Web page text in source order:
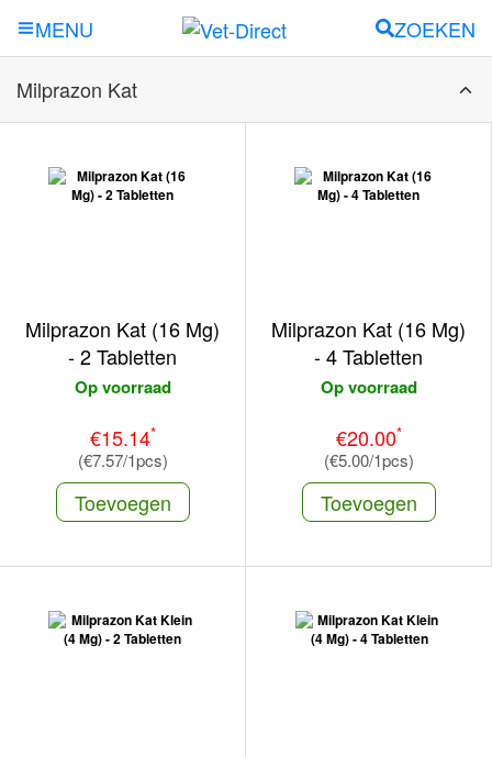
MENU ZOEKEN
Milprazon Kat
Milprazon Kat (16 Mg)
- 2 Tabletten
Op voorraad
€15.14*
(€7.57/1pcs)
Toevoegen
Milprazon Kat (16 Mg)
- 4 Tabletten
Op voorraad
€20.00*
(€5.00/1pcs)
Toevoegen